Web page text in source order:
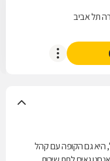
היא גם הקופה עם קהל